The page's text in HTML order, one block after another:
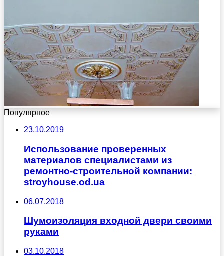
Популярное
23.10.2019
Использование проверенных
материалов специалистами из
ремонтно-строительной компании:
stroyhouse.od.ua
06.07.2018
Шумоизоляция входной двери своими
руками
03.10.2018